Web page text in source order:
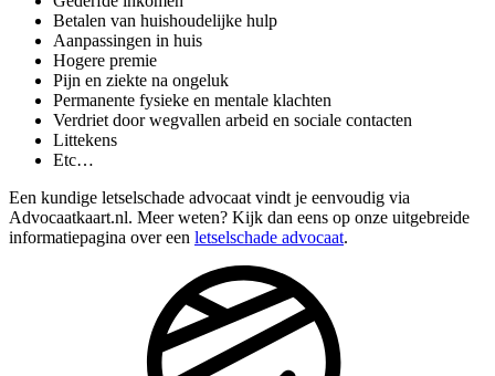
Betalen van huishoudelijke hulp
Aanpassingen in huis
Hogere premie
Pijn en ziekte na ongeluk
Permanente fysieke en mentale klachten
Verdriet door wegvallen arbeid en sociale contacten
Littekens
Etc…
Een kundige letselschade advocaat vindt je eenvoudig via
Advocaatkaart.nl. Meer weten? Kijk dan eens op onze uitgebreide
informatiepagina over een letselschade advocaat.